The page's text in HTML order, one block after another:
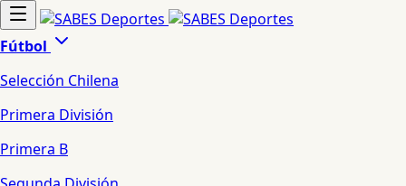
Fútbol
Selección Chilena
Primera División
Primera B